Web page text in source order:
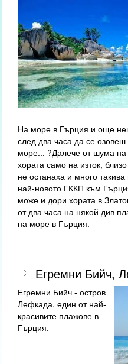
На море в Гърция и още
след два часа да се
море... ?Далече от шума на
хората само на изток,
не останаха и много
най-новото ГККП към
може и дори хората в
от два часа на някой див
на море в Гърция.
Егремни Бийч,
Егремни Бийч - остров
Лефкада, един от най-
красивите плажове в
Гърция.